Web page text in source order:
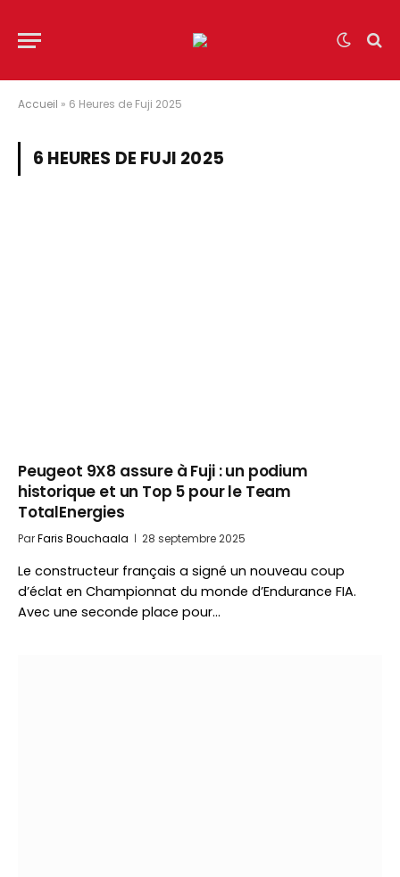
Accueil » 6 Heures de Fuji 2025
6 HEURES DE FUJI 2025
Peugeot 9X8 assure à Fuji : un podium
historique et un Top 5 pour le Team
TotalEnergies
ParFaris Bouchaala 28 septembre 2025
Le constructeur français a signé un nouveau coup
d’éclat en Championnat du monde d’Endurance FIA.
Avec une seconde place pour…